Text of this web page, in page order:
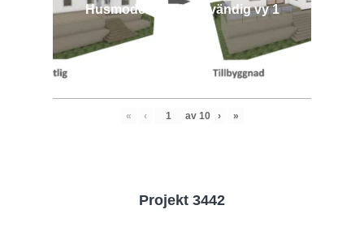
Husmodell 1042 - Utvändig vy 1
« ‹ av 10 › »
Projekt 3442